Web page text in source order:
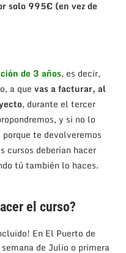
solo 995€ (en vez de
de 3 años, es decir,
a que vas a facturar, al
, durante el tercer
y si no lo
te devolveremos
cursos deberían hacer
tú también lo haces.
el curso?
En El Puerto de
de Julio o primera